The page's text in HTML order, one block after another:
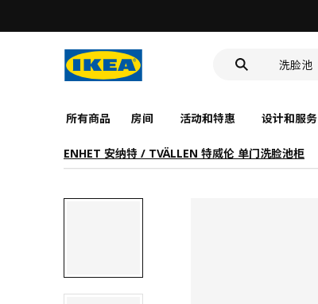
洗脸池
所有商品 房间 活动和特惠 设计和服务
ENHET 安纳特 / TVÄLLEN 特威伦 单门洗脸池柜